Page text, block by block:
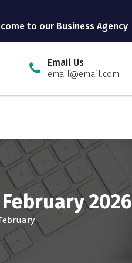
to our Business Agency
Email Us
email@email.com
2026